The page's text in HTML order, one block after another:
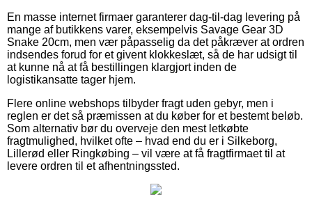
En masse internet firmaer garanterer dag-til-dag levering på
mange af butikkens varer, eksempelvis Savage Gear 3D
Snake 20cm, men vær påpasselig da det påkræver at ordren
indsendes forud for et givent klokkeslæt, så de har udsigt til
at kunne nå at få bestillingen klargjort inden de
logistikansatte tager hjem.
Flere online webshops tilbyder fragt uden gebyr, men i
reglen er det så præmissen at du køber for et bestemt beløb.
Som alternativ bør du overveje den mest letkøbte
fragtmulighed, hvilket ofte – hvad end du er i Silkeborg,
Lillerød eller Ringkøbing – vil være at få fragtfirmaet til at
levere ordren til et afhentningssted.